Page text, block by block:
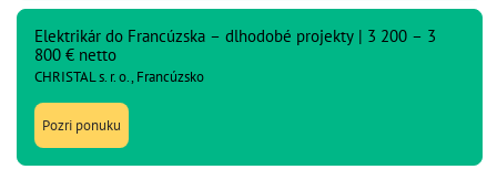
Elektrikár do Francúzska – dlhodobé projekty | 3 200 – 3
800 € netto
CHRISTAL s. r. o., Francúzsko
Pozri ponuku